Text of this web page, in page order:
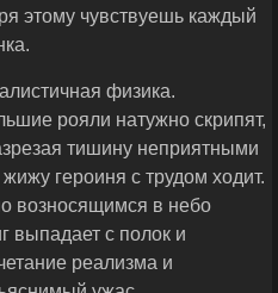
этому чувствуешь каждый
физика.
рояли натужно скрипят,
тишину неприятными
героиня с трудом ходит.
возносящимся в небо
выпадает с полок и
реализма и